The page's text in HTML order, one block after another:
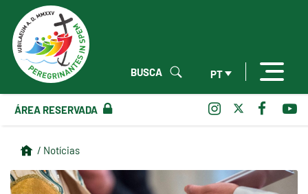
PT
BUSCA
ÁREA RESERVADA
/ Notícias